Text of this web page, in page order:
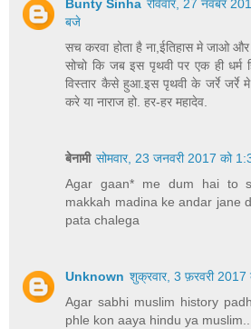
Bunty Sinha रविवार, 27 नवंबर
बजे
सच करवा होता है ना,ईतिहास मे जाओ
सोचो कि जब इस पृथवी पर एक ही धर्म
विस्तार कैसे हुआ.इस पृथवी के जर्रे जर्रे मे
करे या नाराज हो. हर-हर महादेव.
बेनामी सोमवार, 23 जनवरी 2017 को
Agar gaan* me dum hai to
makkah madina ke andar jane
pata chalega
Unknown शुक्रवार, 3 फ़रवरी
Agar sabhi muslim history
phle kon aaya hindu ya muslim....